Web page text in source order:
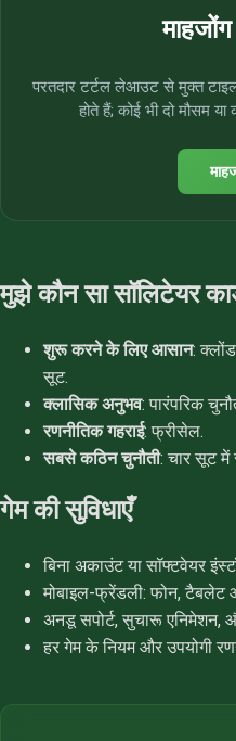
परतदार टर्टल लेआउट से मुक्त
होते हैं; कोई भी दो मौसम
मुझे कौन सा सॉलिटेयर
शुरू करने के लिए आसान:
सूट.
क्लासिक अनुभव: पारंपरिक
रणनीतिक गहराई: फ्रीसेल.
सबसे कठिन चुनौती: चार सूट में
गेम की सुविधाएँ
बिना अकाउंट या सॉफ्टवेयर
मोबाइल-फ्रेंडली: फोन,
अनडू सपोर्ट, सुचारू एनिमेशन,
हर गेम के नियम और उपयोगी